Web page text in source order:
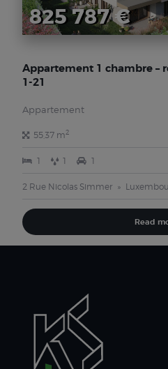
825 787 €
Appartement 1 chambre –
1-21
Appartement
55,37 m2
1 1 1
2 Rue Nicolas Simmer
Read